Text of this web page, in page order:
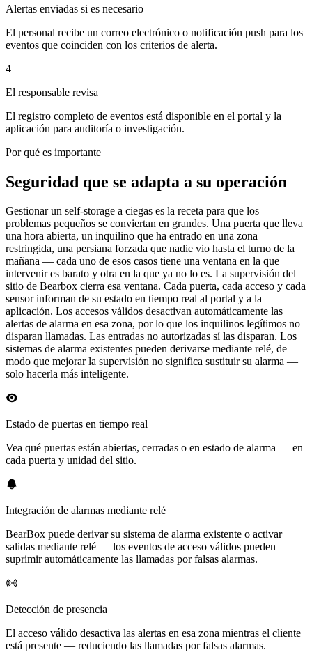
Alertas enviadas si es necesario
El personal recibe un correo electrónico o notificación push para los
eventos que coinciden con los criterios de alerta.
4
El responsable revisa
El registro completo de eventos está disponible en el portal y la
aplicación para auditoría o investigación.
Por qué es importante
Seguridad que se adapta a su operación
Gestionar un self-storage a ciegas es la receta para que los
problemas pequeños se conviertan en grandes. Una puerta que lleva
una hora abierta, un inquilino que ha entrado en una zona
restringida, una persiana forzada que nadie vio hasta el turno de la
mañana — cada uno de esos casos tiene una ventana en la que
intervenir es barato y otra en la que ya no lo es. La supervisión del
sitio de Bearbox cierra esa ventana. Cada puerta, cada acceso y cada
sensor informan de su estado en tiempo real al portal y a la
aplicación. Los accesos válidos desactivan automáticamente las
alertas de alarma en esa zona, por lo que los inquilinos legítimos no
disparan llamadas. Las entradas no autorizadas sí las disparan. Los
sistemas de alarma existentes pueden derivarse mediante relé, de
modo que mejorar la supervisión no significa sustituir su alarma —
solo hacerla más inteligente.
Estado de puertas en tiempo real
Vea qué puertas están abiertas, cerradas o en estado de alarma — en
cada puerta y unidad del sitio.
Integración de alarmas mediante relé
BearBox puede derivar su sistema de alarma existente o activar
salidas mediante relé — los eventos de acceso válidos pueden
suprimir automáticamente las llamadas por falsas alarmas.
Detección de presencia
El acceso válido desactiva las alertas en esa zona mientras el cliente
está presente — reduciendo las llamadas por falsas alarmas.